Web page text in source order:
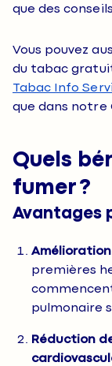
que des
Vous pouvez
du tabac
Tabac Info
que dans notre
Quels
fumer ?
Avantages
premières
pulmonaire
Réduction